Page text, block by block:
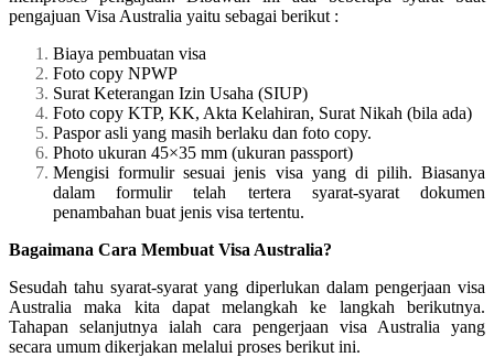
pengajuan Visa Australia yaitu sebagai berikut :
Biaya pembuatan visa
Foto copy NPWP
Surat Keterangan Izin Usaha (SIUP)
Foto copy KTP, KK, Akta Kelahiran, Surat Nikah (bila ada)
Paspor asli yang masih berlaku dan foto copy.
Photo ukuran 45×35 mm (ukuran passport)
Mengisi formulir sesuai jenis visa yang di pilih. Biasanya
dalam formulir telah tertera syarat-syarat dokumen
penambahan buat jenis visa tertentu.
Bagaimana Cara Membuat Visa Australia?
Sesudah tahu syarat-syarat yang diperlukan dalam pengerjaan visa
Australia maka kita dapat melangkah ke langkah berikutnya.
Tahapan selanjutnya ialah cara pengerjaan visa Australia yang
secara umum dikerjakan melalui proses berikut ini.